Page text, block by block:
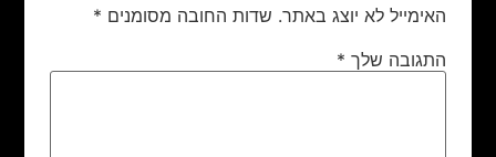
האימייל לא יוצג באתר. שדות החובה מסומנים *
התגובה שלך *